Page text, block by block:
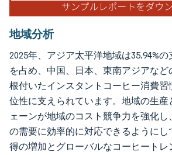
地域分析
2025年、アジア太平洋地域は35.94%
を占め、中国、日本、東南アジアなど
根付いたインスタントコーヒー消費
位性に支えられています。地域の生産
ェーンが地域のコスト競争力を強化
の需要に効率的に対応できるように
得の増加とグローバルなコーヒートレ